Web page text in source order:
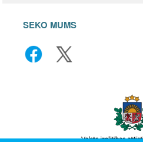
SEKO MUMS